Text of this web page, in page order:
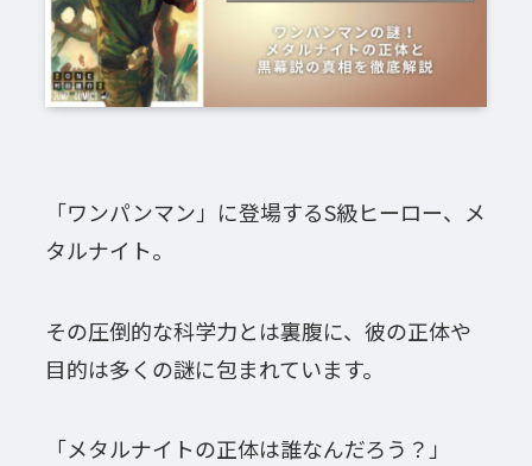
「ワンパンマン」に登場するS級ヒーロー、メ
タルナイト。
その圧倒的な科学力とは裏腹に、彼の正体や
目的は多くの謎に包まれています。
「メタルナイトの正体は誰なんだろう？」